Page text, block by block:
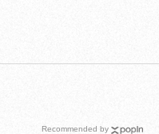
Recommended by